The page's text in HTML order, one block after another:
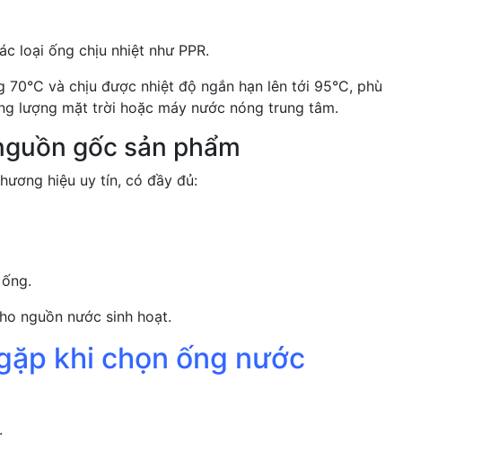
loại ống chịu nhiệt như PPR.
và chịu được nhiệt độ ngắn hạn lên tới 95°C, phù
lượng mặt trời hoặc máy nước nóng trung tâm.
gốc sản phẩm
hiệu uy tín, có đầy đủ:
nguồn nước sinh hoạt.
khi chọn ống nước